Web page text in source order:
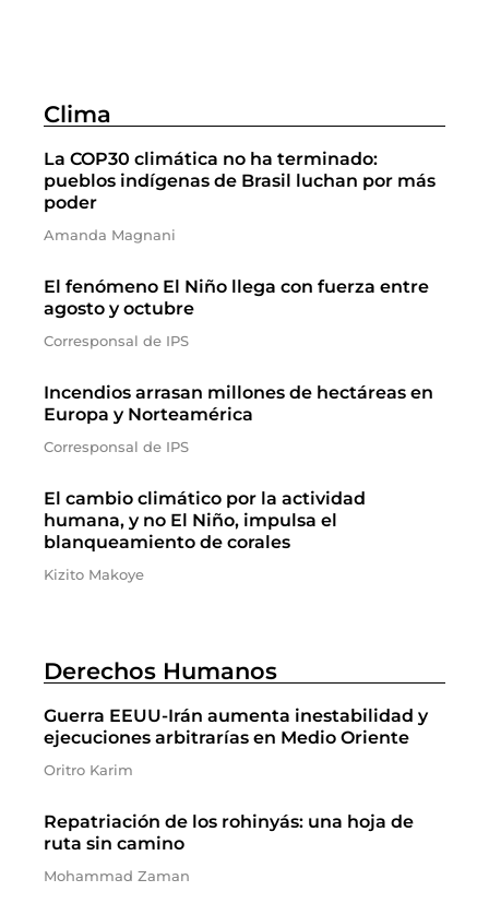
Clima
La COP30 climática no ha terminado:
pueblos indígenas de Brasil luchan por más
poder
Amanda Magnani
El fenómeno El Niño llega con fuerza entre
agosto y octubre
Corresponsal de IPS
Incendios arrasan millones de hectáreas en
Europa y Norteamérica
Corresponsal de IPS
El cambio climático por la actividad
humana, y no El Niño, impulsa el
blanqueamiento de corales
Kizito Makoye
Derechos Humanos
Guerra EEUU-Irán aumenta inestabilidad y
ejecuciones arbitrarías en Medio Oriente
Oritro Karim
Repatriación de los rohinyás: una hoja de
ruta sin camino
Mohammad Zaman